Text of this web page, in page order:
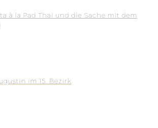
à la Pad Thai und die Sache mit dem
im 15. Bezirk